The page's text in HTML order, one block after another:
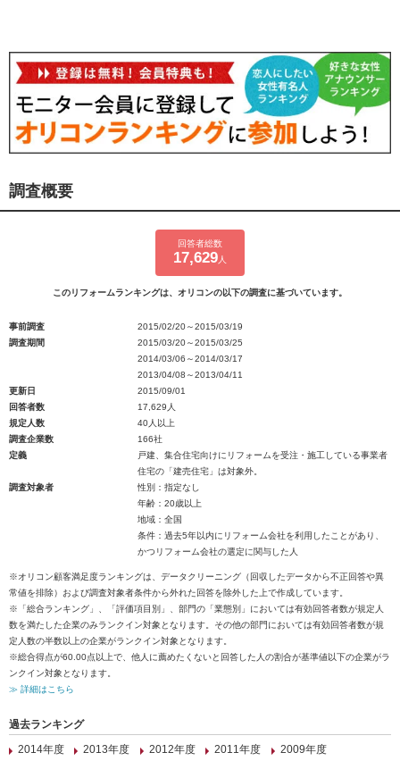
調査概要
回答者総数
17,629 人
このリフォームランキングは、オリコンの以下の調査に基づいています。
事前調査
2015/02/20～2015/03/19
調査期間
2015/03/20～2015/03/25
2014/03/06～2014/03/17
2013/04/08～2013/04/11
更新日
2015/09/01
回答者数
17,629人
規定人数
40人以上
調査企業数
166社
定義
戸建、集合住宅向けにリフォームを受注・施工している事業者
住宅の「建売住宅」は対象外。
調査対象者
性別：指定なし
年齢：20歳以上
地域：全国
条件：過去5年以内にリフォーム会社を利用したことがあり、
かつリフォーム会社の選定に関与した人
※オリコン顧客満足度ランキングは、データクリーニング（回収したデータから不正回答や異
常値を排除）および調査対象者条件から外れた回答を除外した上で作成しています。
※「総合ランキング」、「評価項目別」、部門の「業態別」においては有効回答者数が規定人
数を満たした企業のみランクイン対象となります。その他の部門においては有効回答者数が規
定人数の半数以上の企業がランクイン対象となります。
※総合得点が60.00点以上で、他人に薦めたくないと回答した人の割合が基準値以下の企業がラ
ンクイン対象となります。
≫ 詳細はこちら
過去ランキング
2014年度
2013年度 2012年度 2011年度 2009年度